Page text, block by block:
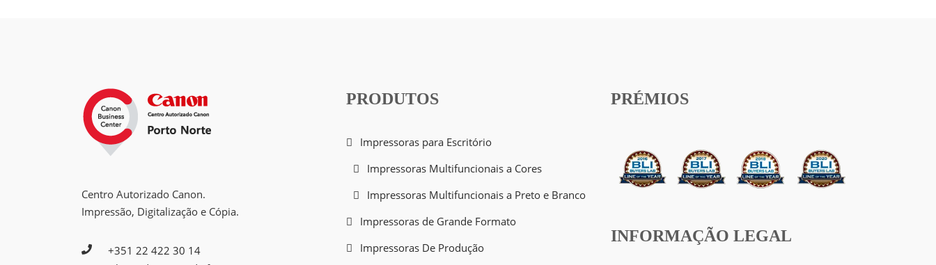
Centro Autorizado Canon.
Impressão, Digitalização e Cópia.
+351 22 422 30 14
PRODUTOS
Impressoras para Escritório
Impressoras Multifuncionais a Cores
Impressoras Multifuncionais a Preto e Branco
Impressoras de Grande Formato
Impressoras De Produção
PRÉMIOS
INFORMAÇÃO LEGAL